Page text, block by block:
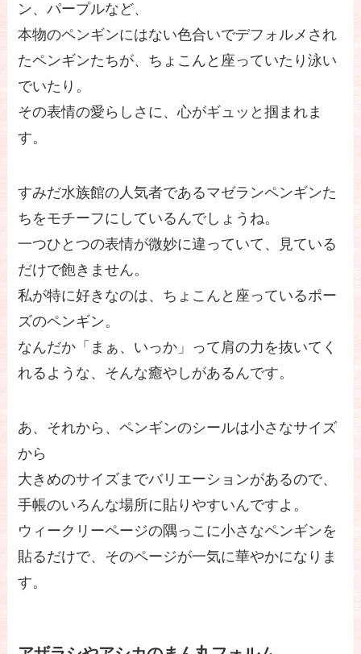
ン、パープルなど、
本物のペンギンにはない色合いでデフォルメされ
たペンギンたちが、ちょこんと座っていたり泳い
でいたり。
その表情の愛らしさに、心がギュッと掴まれま
す。
すみだ水族館の人気者であるマゼランペンギンた
ちをモチーフにしているんでしょうね。
一つひとつの表情が微妙に違っていて、見ている
だけで飽きません。
私が特に好きなのは、ちょこんと座っているポー
ズのペンギン。
なんだか「まぁ、いっか」って肩の力を抜いてく
れるような、そんな癒やしがあるんです。
あ、それから、ペンギンのシールは小さなサイズ
から
大きめのサイズまでバリエーションがあるので、
手帳のいろんな場所に貼りやすいんですよ。
ウィークリーページの隅っこに小さなペンギンを
貼るだけで、そのページが一気に華やかになりま
す。